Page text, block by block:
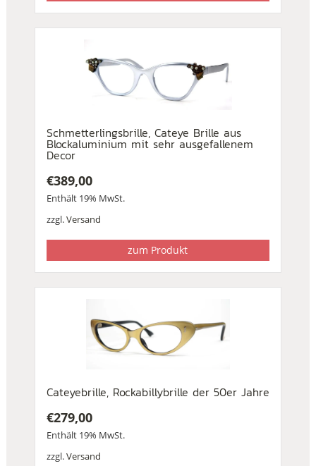
Schmetterlingsbrille, Cateye Brille aus
Blockaluminium mit sehr ausgefallenem
Decor
€389,00
Enthält 19% MwSt.
zzgl.Versand
zum Produkt
Cateyebrille, Rockabillybrille der 50er Jahre
€279,00
Enthält 19% MwSt.
zzgl.Versand